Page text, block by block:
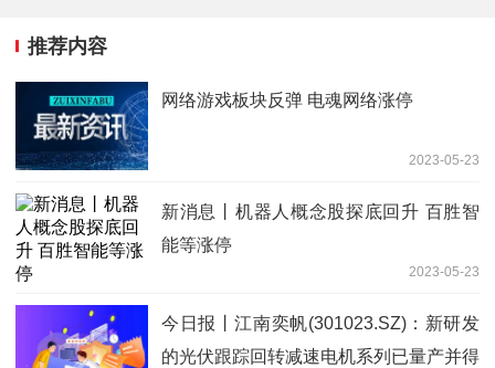
推荐内容
网络游戏板块反弹 电魂网络涨停
2023-05-23
新消息丨机器人概念股探底回升 百胜智
能等涨停
2023-05-23
今日报丨江南奕帆(301023.SZ)：新研发
的光伏跟踪回转减速电机系列已量产并得